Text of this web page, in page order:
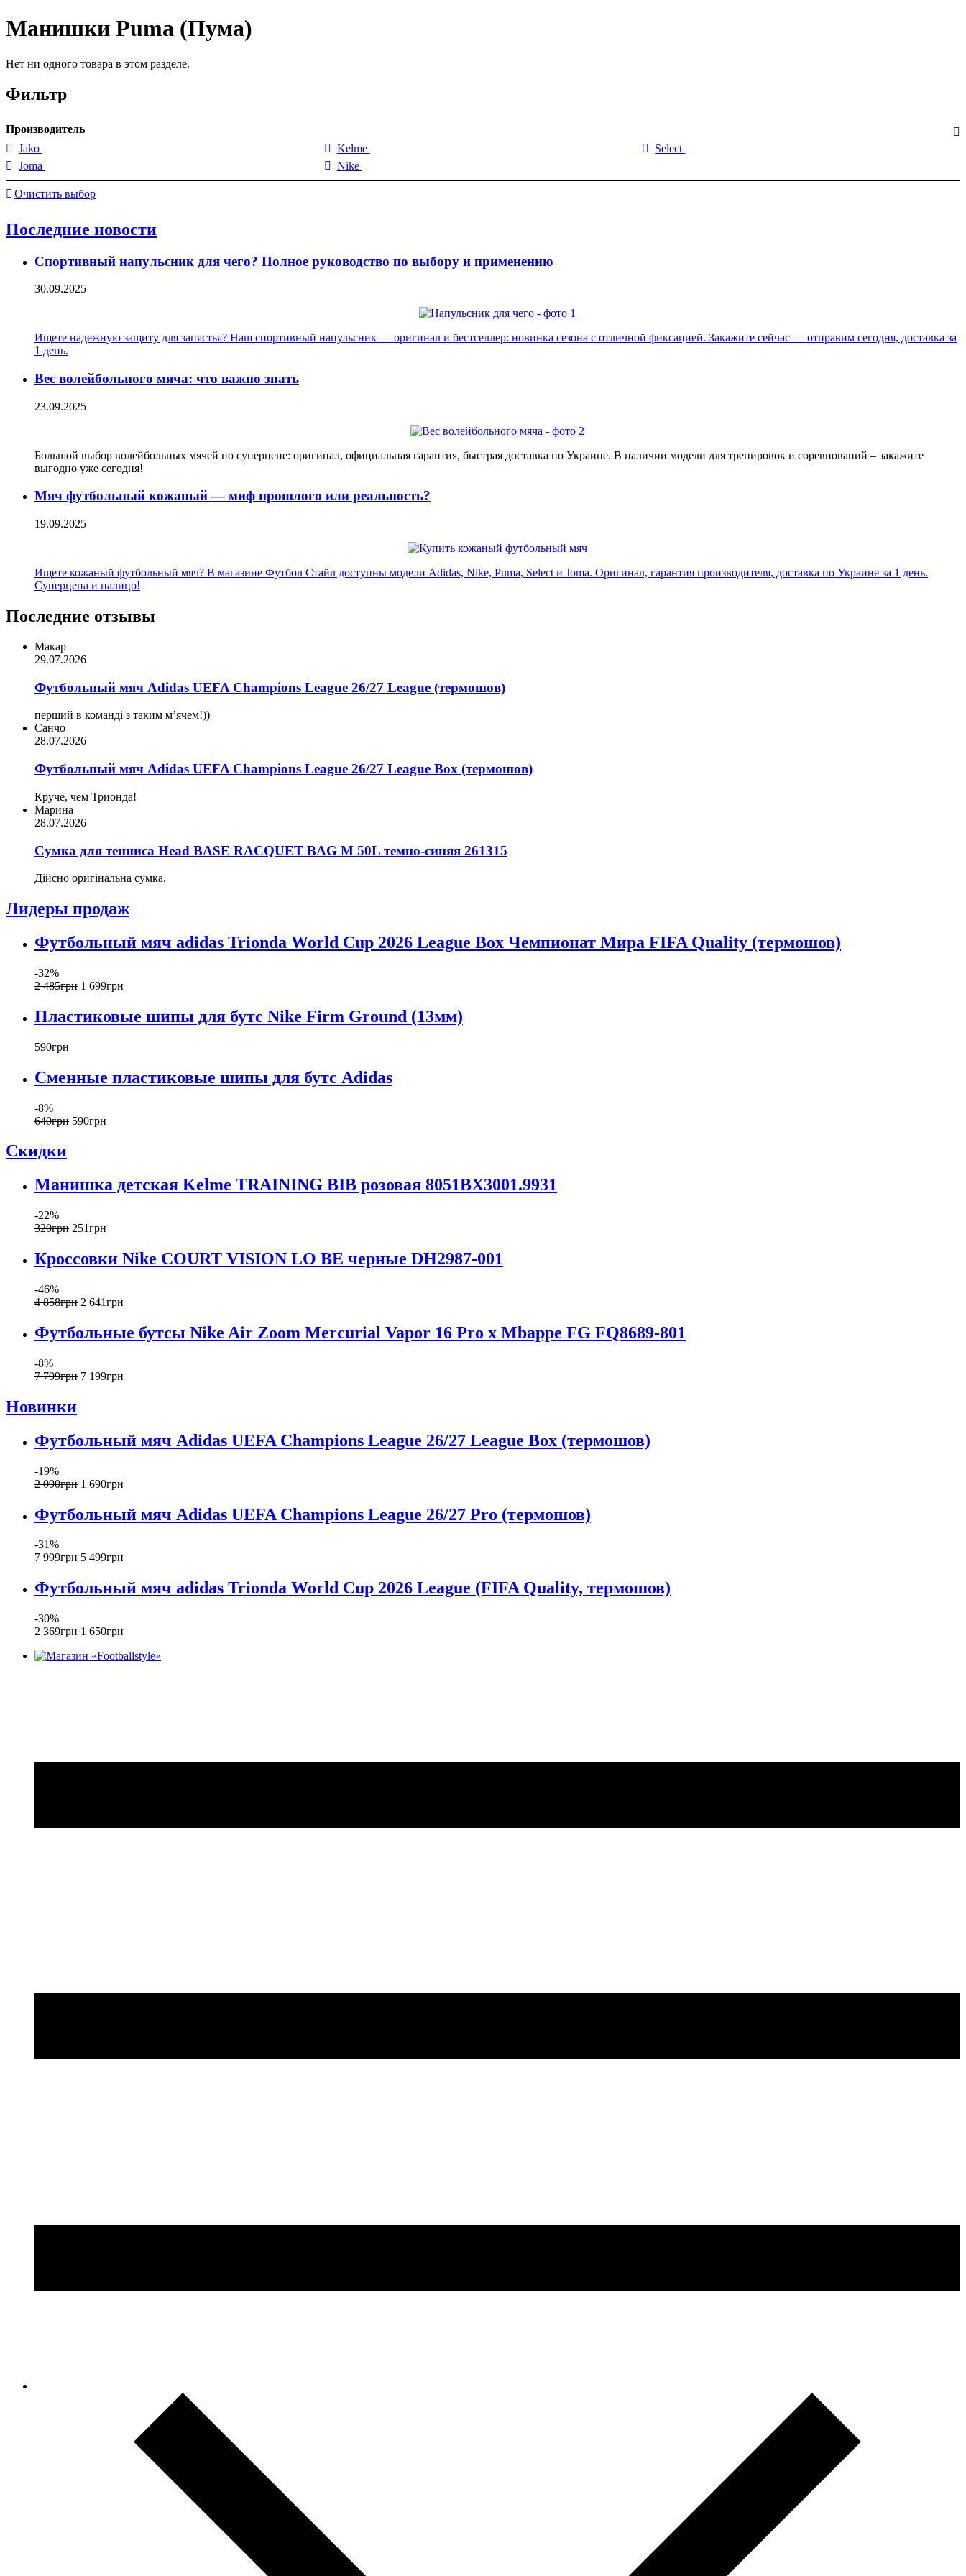
Манишки Puma (Пума)
Нет ни одного товара в этом разделе.
Фильтр
Производитель
Jako
Joma
Kelme
Nike
Select
Очистить выбор
Последние новости
Спортивный напульсник для чего? Полное руководство по выбору и применению
30.09.2025
Ищете надежную защиту для запястья? Наш спортивный напульсник — оригинал и бестселлер: новинка сезона с отличной фиксацией. Закажите сейчас — отправим сегодня, доставка за
1 день.
Вес волейбольного мяча: что важно знать
23.09.2025
Большой выбор волейбольных мячей по суперцене: оригинал, официальная гарантия, быстрая доставка по Украине. В наличии модели для тренировок и соревнований – закажите
выгодно уже сегодня!
Мяч футбольный кожаный — миф прошлого или реальность?
19.09.2025
Ищете кожаный футбольный мяч? В магазине Футбол Стайл доступны модели Adidas, Nike, Puma, Select и Joma. Оригинал, гарантия производителя, доставка по Украине за 1 день.
Суперцена и налицо!
Последние отзывы
Макар
29.07.2026
Футбольный мяч Adidas UEFA Champions League 26/27 League (термошов)
перший в команді з таким мʼячем!))
Санчо
28.07.2026
Футбольный мяч Adidas UEFA Champions League 26/27 League Box (термошов)
Круче, чем Трионда!
Марина
28.07.2026
Сумка для тенниса Head BASE RACQUET BAG M 50L темно-синяя 261315
Дійсно оригінальна сумка.
Лидеры продаж
Футбольный мяч adidas Trionda World Cup 2026 League Box Чемпионат Мира FIFA Quality (термошов)
-32%
2 485грн 1 699грн
Пластиковые шипы для бутс Nike Firm Ground (13мм)
590грн
Сменные пластиковые шипы для бутс Adidas
-8%
640грн 590грн
Скидки
Манишка детская Kelme TRAINING BIB розовая 8051BX3001.9931
-22%
320грн 251грн
Кроссовки Nike COURT VISION LO BE черные DH2987-001
-46%
4 858грн 2 641грн
Футбольные бутсы Nike Air Zoom Mercurial Vapor 16 Pro x Mbappe FG FQ8689-801
-8%
7 799грн 7 199грн
Новинки
Футбольный мяч Adidas UEFA Champions League 26/27 League Box (термошов)
-19%
2 090грн 1 690грн
Футбольный мяч Adidas UEFA Champions League 26/27 Pro (термошов)
-31%
7 999грн 5 499грн
Футбольный мяч adidas Trionda World Cup 2026 League (FIFA Quality, термошов)
-30%
2 369грн 1 650грн